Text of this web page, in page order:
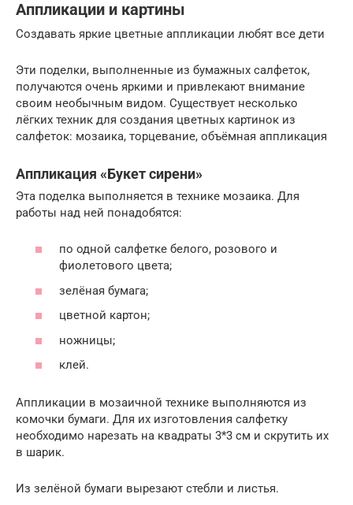
Аппликации и картины
Создавать яркие цветные аппликации любят все дети
Эти поделки, выполненные из бумажных салфеток,
получаются очень яркими и привлекают внимание
своим необычным видом. Существует несколько
лёгких техник для создания цветных картинок из
салфеток: мозаика, торцевание, объёмная аппликация
Аппликация «Букет сирени»
Эта поделка выполняется в технике мозаика. Для
работы над ней понадобятся:
по одной салфетке белого, розового и
фиолетового цвета;
зелёная бумага;
цветной картон;
ножницы;
клей.
Аппликации в мозаичной технике выполняются из
комочки бумаги. Для их изготовления салфетку
необходимо нарезать на квадраты 3*3 см и скрутить их
в шарик.
Из зелёной бумаги вырезают стебли и листья.